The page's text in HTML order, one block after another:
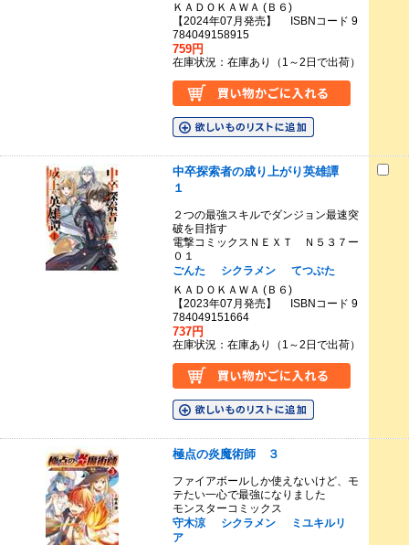
ＫＡＤＯＫＡＷＡ (Ｂ６)
【2024年07月発売】 ISBNコード 9
784049158915
759円
在庫状況：在庫あり（1～2日で出荷）
中卒探索者の成り上がり英雄譚
１
２つの最強スキルでダンジョン最速突
破を目指す
電撃コミックスＮＥＸＴ Ｎ５３７ー
０１
ごんた
シクラメン
てつぶた
ＫＡＤＯＫＡＷＡ (Ｂ６)
【2023年07月発売】 ISBNコード 9
784049151664
737円
在庫状況：在庫あり（1～2日で出荷）
極点の炎魔術師 ３
ファイアボールしか使えないけど、モ
テたい一心で最強になりました
モンスターコミックス
守木涼
シクラメン
ミユキルリ
ア